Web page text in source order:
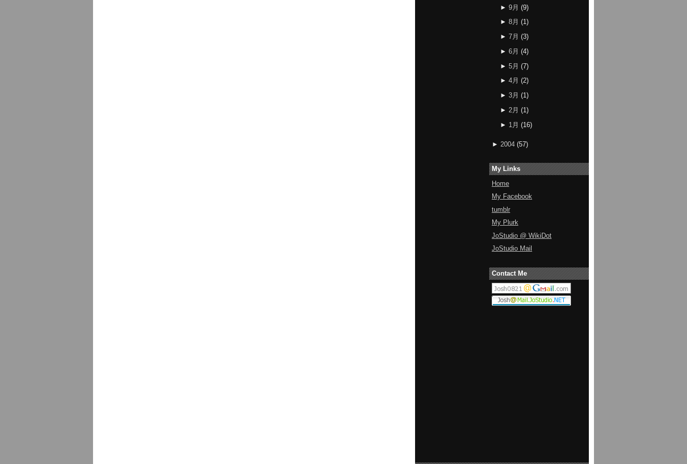
► 9月 (9)
► 8月 (1)
► 7月 (3)
► 6月 (4)
► 5月 (7)
► 4月 (2)
► 3月 (1)
► 2月 (1 )
► 1月 (16)
► 2004 (57)
My Links
Home
My Facebook
tumblr
My Plurk
JoStudio @ WikiDot
JoStudio Mail
Contact Me